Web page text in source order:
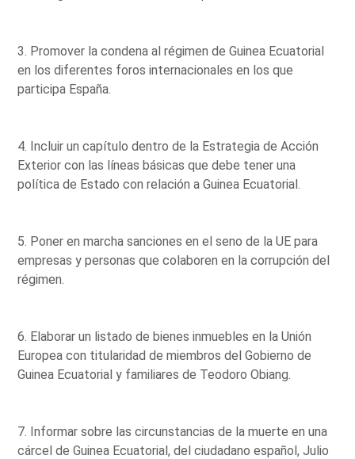
3. Promover la condena al régimen de Guinea Ecuatorial
en los diferentes foros internacionales en los que
participa España.
4. Incluir un capítulo dentro de la Estrategia de Acción
Exterior con las líneas básicas que debe tener una
política de Estado con relación a Guinea Ecuatorial.
5. Poner en marcha sanciones en el seno de la UE para
empresas y personas que colaboren en la corrupción del
régimen.
6. Elaborar un listado de bienes inmuebles en la Unión
Europea con titularidad de miembros del Gobierno de
Guinea Ecuatorial y familiares de Teodoro Obiang.
7. Informar sobre las circunstancias de la muerte en una
cárcel de Guinea Ecuatorial, del ciudadano español, Julio